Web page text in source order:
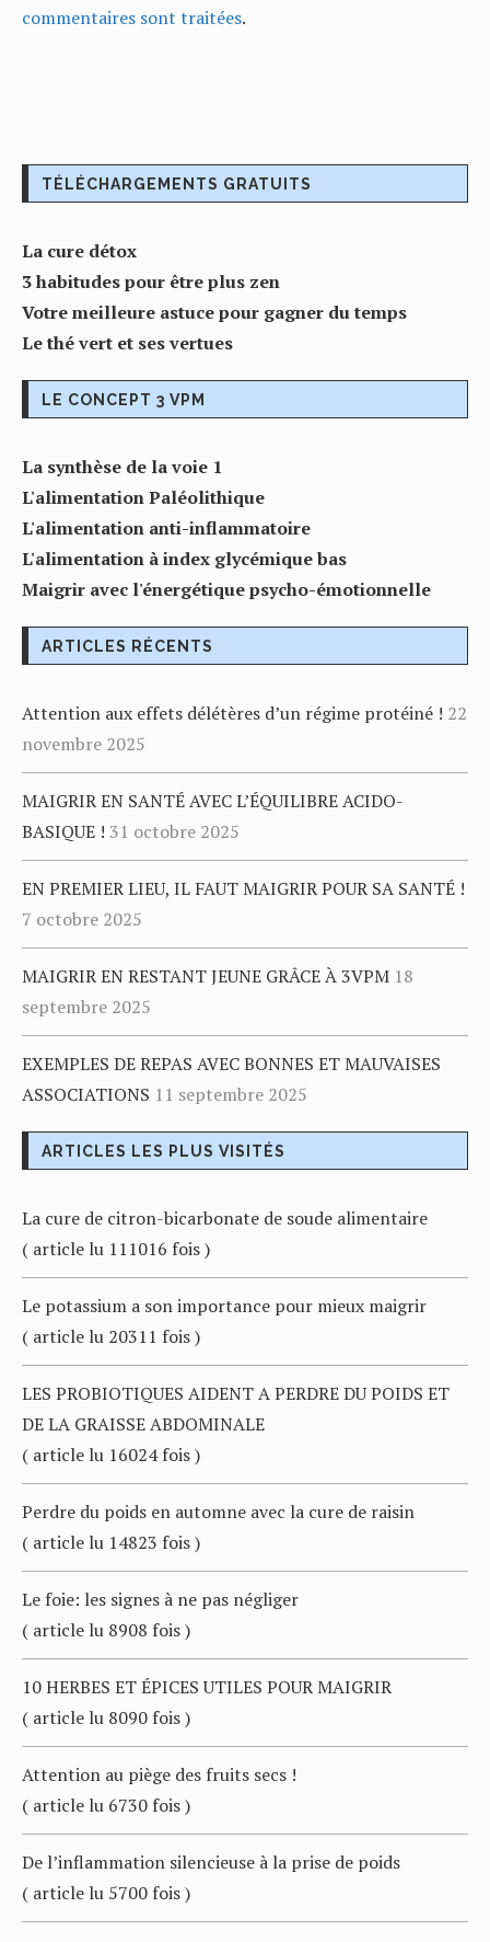
commentaires sont traitées.
TÉLÉCHARGEMENTS GRATUITS
La cure détox
3 habitudes pour être plus zen
Votre meilleure astuce pour gagner du temps
Le thé vert et ses vertues
LE CONCEPT 3 VPM
La synthèse de la voie 1
L'alimentation Paléolithique
L'alimentation anti-inflammatoire
L'alimentation à index glycémique bas
Maigrir avec l'énergétique psycho-émotionnelle
ARTICLES RÉCENTS
Attention aux effets délétères d’un régime protéiné ! 22
novembre 2025
MAIGRIR EN SANTÉ AVEC L’ÉQUILIBRE ACIDO-
BASIQUE ! 31 octobre 2025
EN PREMIER LIEU, IL FAUT MAIGRIR POUR SA SANTÉ !
7 octobre 2025
MAIGRIR EN RESTANT JEUNE GRÂCE À 3VPM 18
septembre 2025
EXEMPLES DE REPAS AVEC BONNES ET MAUVAISES
ASSOCIATIONS 11 septembre 2025
ARTICLES LES PLUS VISITÉS
La cure de citron-bicarbonate de soude alimentaire
( article lu 111016 fois )
Le potassium a son importance pour mieux maigrir
( article lu 20311 fois )
LES PROBIOTIQUES AIDENT A PERDRE DU POIDS ET
DE LA GRAISSE ABDOMINALE
( article lu 16024 fois )
Perdre du poids en automne avec la cure de raisin
( article lu 14823 fois )
Le foie: les signes à ne pas négliger
( article lu 8908 fois )
10 HERBES ET ÉPICES UTILES POUR MAIGRIR
( article lu 8090 fois )
Attention au piège des fruits secs !
( article lu 6730 fois )
De l’inflammation silencieuse à la prise de poids
( article lu 5700 fois )